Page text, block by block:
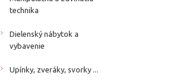
technika
Dielenský nábytok a
vybavenie
Upínky, zveráky, svorky ...